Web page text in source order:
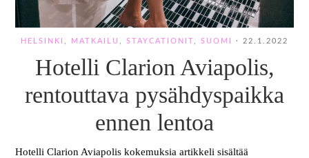
HELSINKI , MATKAILU, STAYCATIONIT , SUOMI · 22.1.2022
Hotelli Clarion Aviapolis,
rentouttava pysähdyspaikka
ennen lentoa
Hotelli Clarion Aviapolis kokemuksia artikkeli sisältää